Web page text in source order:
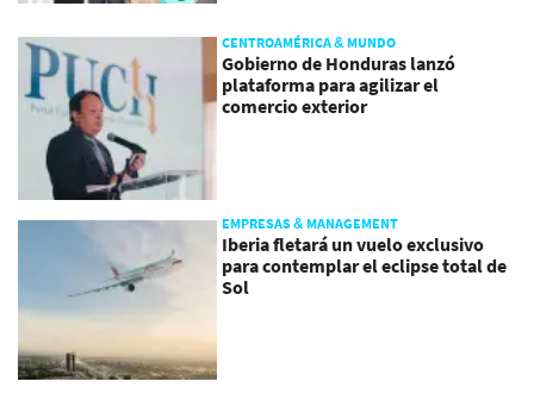
CENTROAMÉRICA & MUNDO
Gobierno de Honduras lanzó
plataforma para agilizar el
comercio exterior
EMPRESAS & MANAGEMENT
Iberia fletará un vuelo exclusivo
para contemplar el eclipse total de
Sol